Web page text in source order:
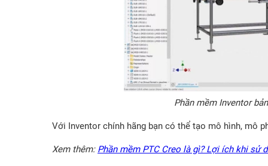
Phần mềm Inventor
Với Inventor chính hãng bạn có thể tạo mô hình, mô
Xem thêm: Phần mềm PTC Creo là gì? Lợi ích khi sử